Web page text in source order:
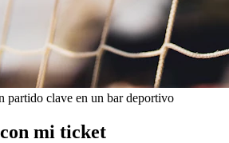
partido clave en un bar deportivo
mi ticket